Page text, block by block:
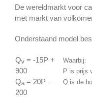
De wereldmarkt voor
met markt van
Onderstaand model
Qv = -15P +
900
Qa = 20P –
200
Waarbij:
P is prijs
Q is de